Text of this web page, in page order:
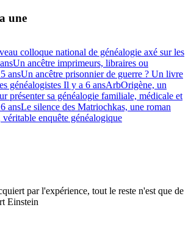
une
colloque national de généalogie axé sur les
Un ancêtre imprimeurs, libraires ou
ansUn ancêtre prisonnier de guerre ? Un livre
généalogistes Il y a 6 ansArbOrigène, un
présenter sa généalogie familiale, médicale et
ansLe silence des Matriochkas, une roman
enquête généalogique
par l'expérience, tout le reste n'est que de
Einstein